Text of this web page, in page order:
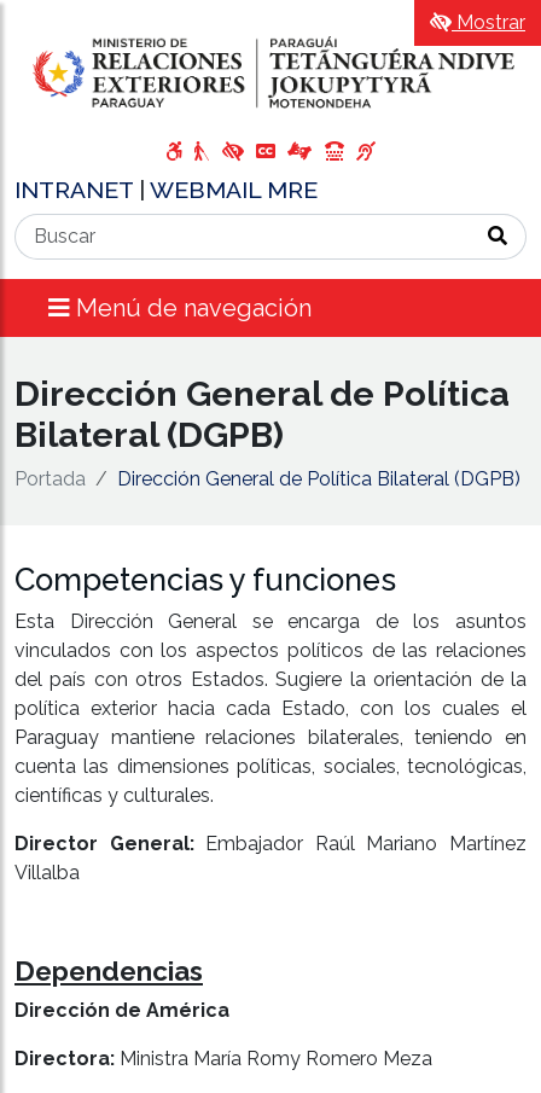
INTRANET WEBMAIL MRE
Menú de navegación
Mostrar
Dirección General de Política
Bilateral (DGPB)
Portada Dirección General de Política Bilateral (DGPB)
Competencias y funciones
Esta Dirección General se encarga de los asuntos
vinculados con los aspectos políticos de las relaciones
del país con otros Estados. Sugiere la orientación de la
política exterior hacia cada Estado, con los cuales el
Paraguay mantiene relaciones bilaterales, teniendo en
cuenta las dimensiones políticas, sociales, tecnológicas,
científicas y culturales.
Director General:Embajador Raúl Mariano Martínez
Villalba
Dependencias
Dirección de América
Directora: Ministra María Romy Romero Meza